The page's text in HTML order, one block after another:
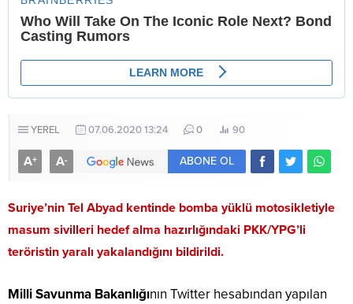
YEREL 07.06.2020 13:24 0 90
A+ A- ABONE OL
Suriye’nin Tel Abyad kentinde bomba yüklü motosikletiyle
masum sivilleri hedef alma hazırlığındaki PKK/YPG’li
teröristin yaralı yakalandığını bildirildi.
Milli Savunma Bakanlığının Twitter hesabından yapılan